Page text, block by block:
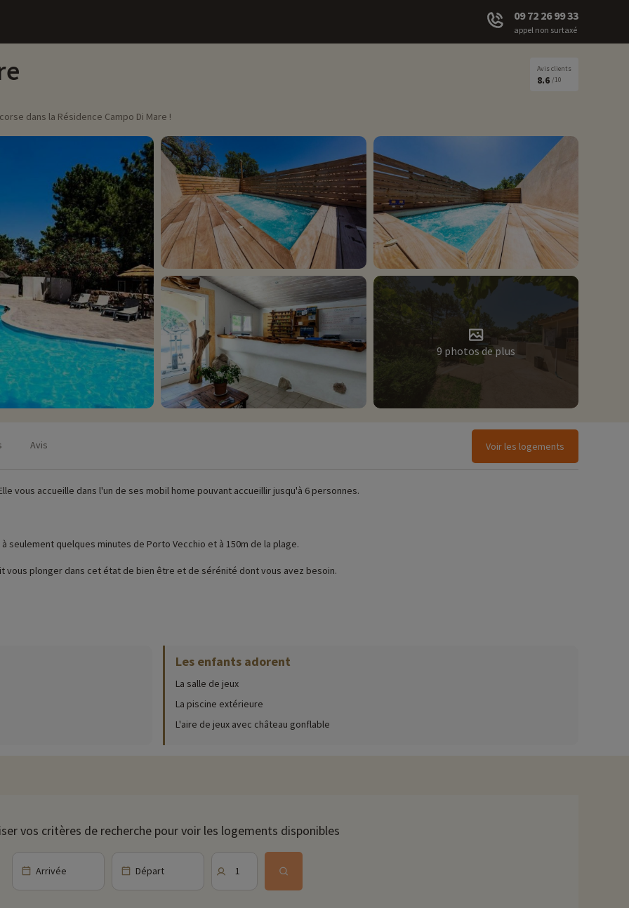
09 72 26 99 33
appel non surtaxé
Avis clients
8.6 /10
dans la Résidence Campo Di Mare !
9 photos de plus
Avis Voir les logements
vous accueille dans l'un de ses mobil home pouvant accueillir jusqu'à 6 personnes.
seulement quelques minutes de Porto Vecchio et à 150m de la plage.
vous plonger dans cet état de bien être et de sérénité dont vous avez besoin.
(date d'ouverture, âge pour les club, contenu du pack bébé...),
activités plus originales telles qu'une salle de jeux d'arcade avec 6 jeux : les
et course auto, il y en a pour tous les goûts. Puis évidemment, n'oublions pas la présence de l'indispensable babyfoot.
dans la culture corse ! En effet vous pouvez profiter de chants et guitares corses pour des vacances qui vous déconnectent de
afin de démarrer la soirée avec de bonnes grillades.
l'occasion de vous initier ou de vous perfectionner à ce sport. A 5 minutes en voiture, plusieurs plages n'attendent que vous : celle de
découverte de Porto Vecchio avec son port de Plaisance, sa Citadelle, sa porte génoise, l'église Saint Jean Baptiste , la place de la
Les enfants adorent
La salle de jeux
La piscine extérieure
L'aire de jeux avec château gonflable
vos critères de recherche pour voir les logements disponibles
Arrivée Départ 1